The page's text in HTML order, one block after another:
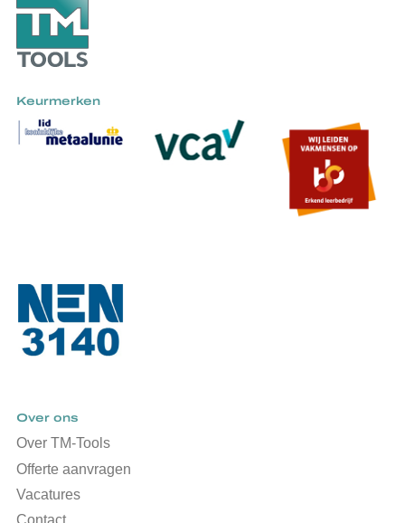
Keurmerken
Over ons
Over TM-Tools
Offerte aanvragen
Vacatures